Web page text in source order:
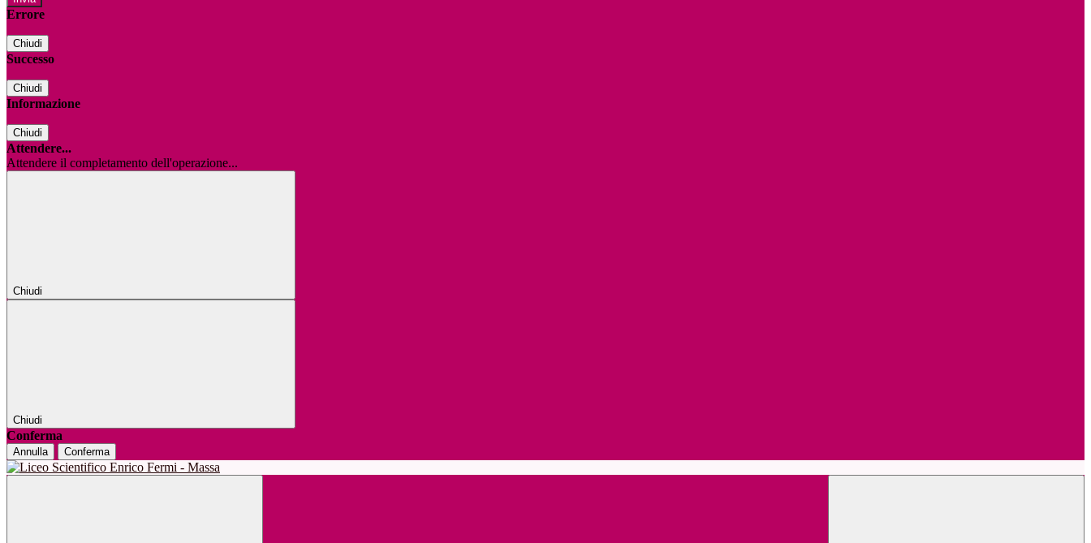
Errore
Chiudi
Successo
Chiudi
Informazione
Chiudi
Attendere...
Attendere il completamento dell'operazione...
Chiudi
Chiudi
Conferma
Annulla Conferma